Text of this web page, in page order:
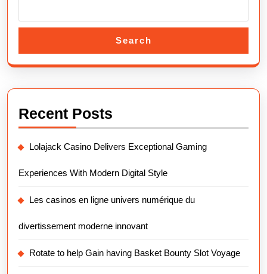
Search
Recent Posts
Lolajack Casino Delivers Exceptional Gaming
Experiences With Modern Digital Style
Les casinos en ligne univers numérique du
divertissement moderne innovant
Rotate to help Gain having Basket Bounty Slot Voyage